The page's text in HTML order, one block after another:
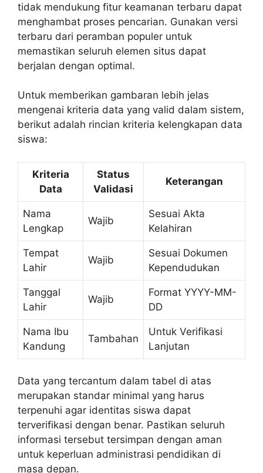
tidak mendukung fitur keamanan terbaru dapat
menghambat proses pencarian. Gunakan versi
terbaru dari peramban populer untuk
memastikan seluruh elemen situs dapat
berjalan dengan optimal.
Untuk memberikan gambaran lebih jelas
mengenai kriteria data yang valid dalam sistem,
berikut adalah rincian kriteria kelengkapan data
siswa:
Kriteria
Data
Status
Validasi
Keterangan
Nama
Lengkap
Wajib
Sesuai Akta
Kelahiran
Tempat
Lahir
Wajib
Sesuai Dokumen
Kependudukan
Tanggal
Lahir
Wajib
Format YYYY-MM-
DD
Nama Ibu
Kandung
Tambahan
Untuk Verifikasi
Lanjutan
Data yang tercantum dalam tabel di atas
merupakan standar minimal yang harus
terpenuhi agar identitas siswa dapat
terverifikasi dengan benar. Pastikan seluruh
informasi tersebut tersimpan dengan aman
untuk keperluan administrasi pendidikan di
masa depan.